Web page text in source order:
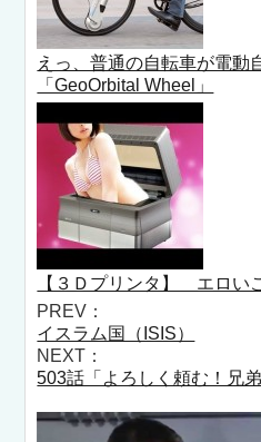
えっ、普通の自転車が電動
「GeoOrbital Wheel」
【３Ｄプリンタ】 エロい
PREV：
イスラム国（ISIS）
NEXT：
503話「よろしく頼む！兄